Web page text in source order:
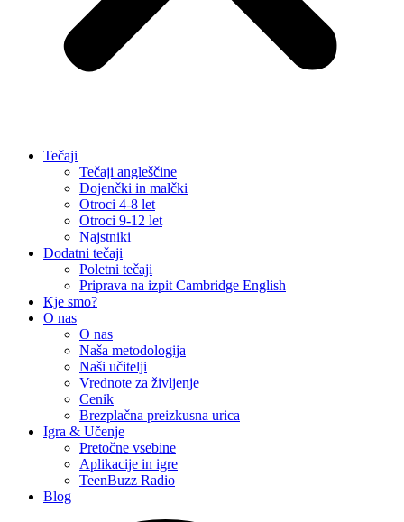
Tečaji
Tečaji angleščine
Dojenčki in malčki
Otroci 4-8 let
Otroci 9-12 let
Najstniki
Dodatni tečaji
Poletni tečaji
Priprava na izpit Cambridge English
Kje smo?
O nas
O nas
Naša metodologija​
Naši učitelji
Vrednote za življenje
Cenik
Brezplačna preizkusna urica
Igra & Učenje
Pretočne vsebine
Aplikacije in igre
TeenBuzz Radio
Blog